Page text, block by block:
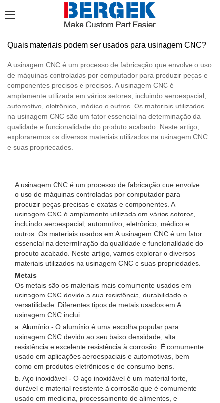
Quais materiais podem ser usados ​​para usinagem CNC?
A usinagem CNC é um processo de fabricação que envolve o uso
de máquinas controladas por computador para produzir peças e
componentes precisos e precisos. A usinagem CNC é
amplamente utilizada em vários setores, incluindo aeroespacial,
automotivo, eletrônico, médico e outros. Os materiais utilizados
na usinagem CNC são um fator essencial na determinação da
qualidade e funcionalidade do produto acabado. Neste artigo,
exploraremos os diversos materiais utilizados na usinagem CNC
e suas propriedades.
A usinagem CNC é um processo de fabricação que envolve
o uso de máquinas controladas por computador para
produzir peças precisas e exatas e componentes. A
usinagem CNC é amplamente utilizada em vários setores,
incluindo aeroespacial, automotivo, eletrônico, médico e
outros. Os materiais usados ​​em A usinagem CNC é um fator
essencial na determinação da qualidade e funcionalidade do
produto acabado. Neste artigo, vamos explorar o diversos
materiais utilizados na usinagem CNC e suas propriedades.
Metais
Os metais são os materiais mais comumente usados ​​em
usinagem CNC devido a sua resistência, durabilidade e
versatilidade. Diferentes tipos de metais usados ​​em A
usinagem CNC inclui:
a. Alumínio - O alumínio é uma escolha popular para
usinagem CNC devido ao seu baixo densidade, alta
resistência e excelente resistência à corrosão. É comumente
usado em aplicações aeroespaciais e automotivas, bem
como em produtos eletrônicos e de consumo bens.
b. Aço inoxidável - O aço inoxidável é um material forte,
durável e material resistente à corrosão que é comumente
usado em medicina, processamento de alimentos, e